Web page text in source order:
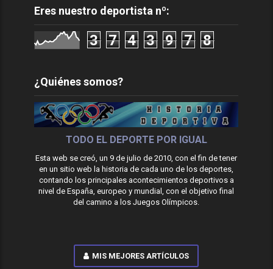
Eres nuestro deportista nº:
3 7 4 3 9 7 8
¿Quiénes somos?
TODO EL DEPORTE POR IGUAL
Esta web se creó, un 9 de julio de 2010, con el fin de tener
en un sitio web la historia de cada uno de los deportes,
contando los principales acontecimientos deportivos a
nivel de España, europeo y mundial, con el objetivo final
del camino a los Juegos Olímpicos.
MIS MEJORES ARTÍCULOS